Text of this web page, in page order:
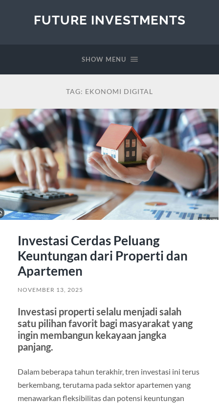
FUTURE INVESTMENTS
SHOW MENU
TAG: EKONOMI DIGITAL
Investasi Cerdas Peluang
Keuntungan dari Properti dan
Apartemen
NOVEMBER 13, 2025
Investasi properti selalu menjadi salah
satu pilihan favorit bagi masyarakat yang
ingin membangun kekayaan jangka
panjang.
Dalam beberapa tahun terakhir, tren investasi ini terus
berkembang, terutama pada sektor apartemen yang
menawarkan fleksibilitas dan potensi keuntungan